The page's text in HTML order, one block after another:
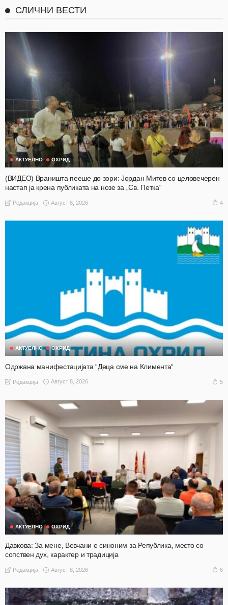
СЛИЧНИ ВЕСТИ
АКТУЕЛНО ОХРИД
(ВИДЕО) Враништа пееше до зори: Јордан Митев со целовечерен
настап ја крена публиката на нозе за „Св. Петка“
Редакција Август 8, 2026 4
АКТУЕЛНО ОХРИД
Одржана манифестацијата “Деца сме на Климента“
Редакција Август 8, 2026 5
АКТУЕЛНО ОХРИД
Давкова: За мене, Вевчани е синоним за Република, место со
сопствен дух, карактер и традиција
Редакција Август 8, 2026 6